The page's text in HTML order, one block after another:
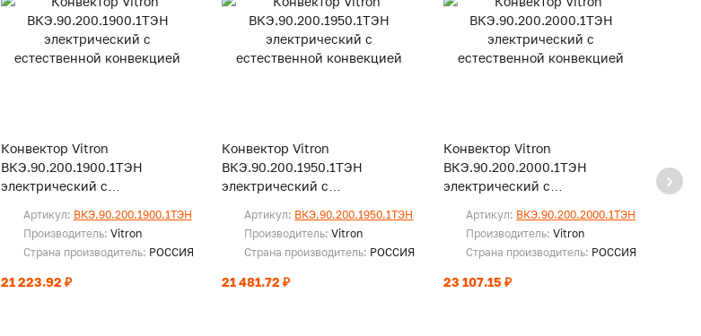
Конвектор Vitron
ВКЭ.90.200.1900.1ТЭН
электрический с
Артикул: ВКЭ.90.200.1900.1ТЭН
Производитель: Vitron
Страна производитель: РОССИЯ
21 223.92 ₽
Конвектор Vitron
ВКЭ.90.200.1950.1ТЭН
электрический с
Артикул: ВКЭ.90.200.1950.1ТЭН
Производитель:Vitron
Страна производитель: РОССИЯ
21 481.72 ₽
Конвектор Vitron
ВКЭ.90.200.2000.1ТЭН
электрический с
Артикул: ВКЭ.90.200.2000.1ТЭН
Производитель:Vitron
Страна производитель: РОССИЯ
23 107.15 ₽